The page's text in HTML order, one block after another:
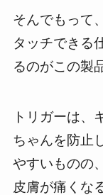
そんでもって
タッチできる
るのがこの製
トリガーは、
ちゃんを防止
やすいものの
皮膚が痛くな